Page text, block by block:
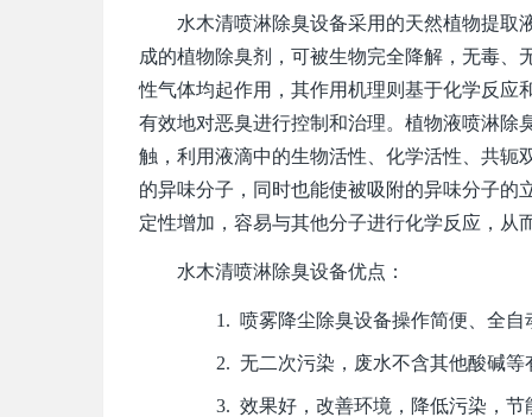
水木清喷淋除臭设备采用的天然植物提取
成的植物除臭剂，可被生物完全降解，无毒
性气体均起作用，其作用机理则基于化学反应
有效地对恶臭进行控制和治理。植物液喷淋除
触，利用液滴中的生物活性、化学活性、共轭
的异味分子，同时也能使被吸附的异味分子的
定性增加，容易与其他分子进行化学反应，从
水木清喷淋除臭设备优点：
1. 喷雾降尘除臭设备操作简便、全
2. 无二次污染，废水不含其他酸碱
3. 效果好，改善环境，降低污染，